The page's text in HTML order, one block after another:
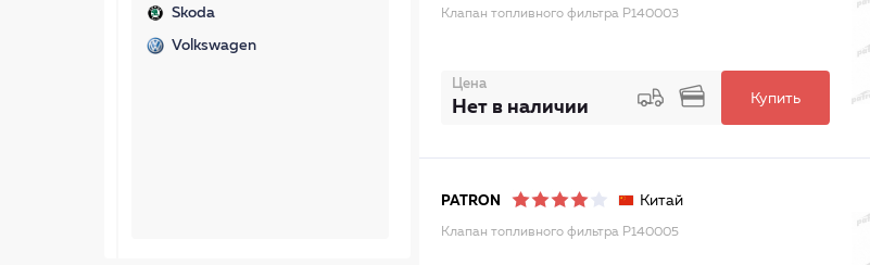
Skoda
Volkswagen
Клапан топливного фильтра P140003
Цена
Нет в наличии Купить
PATRON Китай
Клапан топливного фильтра P140005